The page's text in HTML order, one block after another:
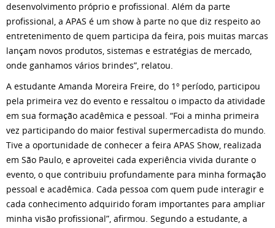
desenvolvimento próprio e profissional. Além da parte
profissional, a APAS é um show à parte no que diz respeito ao
entretenimento de quem participa da feira, pois muitas marcas
lançam novos produtos, sistemas e estratégias de mercado,
onde ganhamos vários brindes”, relatou.
A estudante Amanda Moreira Freire, do 1º período, participou
pela primeira vez do evento e ressaltou o impacto da atividade
em sua formação acadêmica e pessoal. “Foi a minha primeira
vez participando do maior festival supermercadista do mundo.
Tive a oportunidade de conhecer a feira APAS Show, realizada
em São Paulo, e aproveitei cada experiência vivida durante o
evento, o que contribuiu profundamente para minha formação
pessoal e acadêmica. Cada pessoa com quem pude interagir e
cada conhecimento adquirido foram importantes para ampliar
minha visão profissional”, afirmou. Segundo a estudante, a